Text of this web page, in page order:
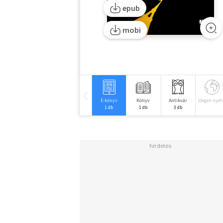
epub
mobi
E-könyv
1 db
Könyv
1 db
Antikvár
3 db
Idegen